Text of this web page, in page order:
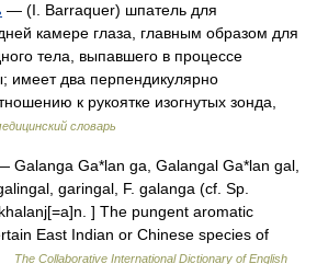
— (I. Barraquer) шпатель для
камере глаза, главным образом для
тела, выпавшего в процессе
имеет два перпендикулярно
к рукоятке изогнутых зонда,
словарь
Galanga Ga*lan ga, Galangal Ga*lan gal,
garingal, F. galanga (cf. Sp.
] The pungent aromatic
East Indian or Chinese species of
The Collaborative International Dictionary of English